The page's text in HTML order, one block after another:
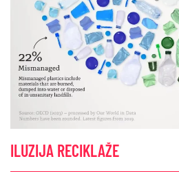
ILUZIJA RECIKLAŽE